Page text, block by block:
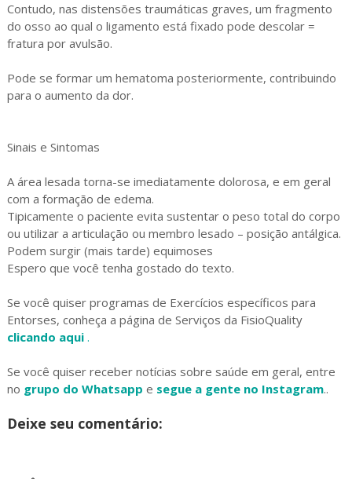
Contudo, nas distensões traumáticas graves, um fragmento
do osso ao qual o ligamento está fixado pode descolar =
fratura por avulsão.
Pode se formar um hematoma posteriormente, contribuindo
para o aumento da dor.
Sinais e Sintomas
A área lesada torna-se imediatamente dolorosa, e em geral
com a formação de edema.
Tipicamente o paciente evita sustentar o peso total do corpo
ou utilizar a articulação ou membro lesado – posição antálgica.
Podem surgir (mais tarde) equimoses
Espero que você tenha gostado do texto.
Se você quiser programas de Exercícios específicos para
Entorses, conheça a página de Serviços da FisioQuality
clicando aqui .
Se você quiser receber notícias sobre saúde em geral, entre
no grupo do Whatsapp e segue a gente no Instagram..
Deixe seu comentário: